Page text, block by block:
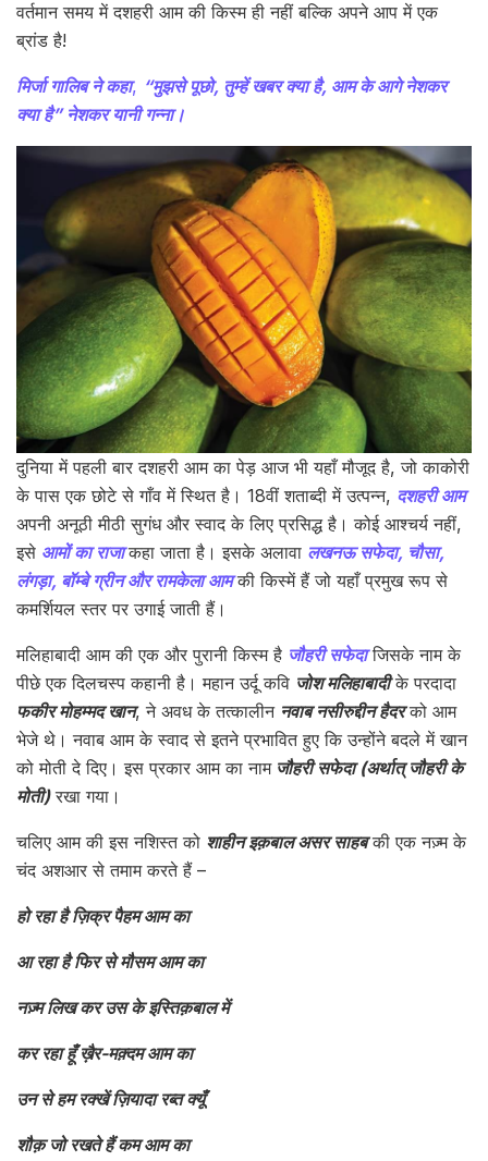
वर्तमान समय में दशहरी आम की किस्म ही नहीं बल्कि अपने आप में एक
ब्रांड है!
मिर्जा गालिब ने कहा, “मुझसे पूछो, तुम्हें खबर क्या है, आम के आगे नेशकर
क्या है” नेशकर यानी गन्ना।
दुनिया में पहली बार दशहरी आम का पेड़ आज भी यहाँ मौजूद है, जो काकोरी
के पास एक छोटे से गाँव में स्थित है। 18वीं शताब्दी में उत्पन्न, दशहरी आम
अपनी अनूठी मीठी सुगंध और स्वाद के लिए प्रसिद्ध है। कोई आश्चर्य नहीं,
इसे आमों का राजा कहा जाता है। इसके अलावा लखनऊ सफेदा, चौसा,
लंगड़ा, बॉम्बे ग्रीन और रामकेला आमकी किस्में हैं जो यहाँ प्रमुख रूप से
कमर्शियल स्तर पर उगाई जाती हैं।
मलिहाबादी आम की एक और पुरानी किस्म है जौहरी सफेदाजिसके नाम के
पीछे एक दिलचस्प कहानी है। महान उर्दू कवि जोश मलिहाबादीके परदादा
फकीर मोहम्मद खान, ने अवध के तत्कालीन नवाब नसीरुद्दीन हैदरको आम
भेजे थे। नवाब आम के स्वाद से इतने प्रभावित हुए कि उन्होंने बदले में खान
को मोती दे दिए। इस प्रकार आम का नामजौहरी सफेदा (अर्थात् जौहरी के
मोती)रखा गया।
चलिए आम की इस नशिस्त को शाहीन इक़बाल असर साहबकी एक नज़्म के
चंद अशआर से तमाम करते हैं –
हो रहा है ज़िक्र पैहम आम का
आ रहा है फिर से मौसम आम का
नज़्म लिख कर उस के इस्तिक़बाल में
कर रहा हूँ ख़ैर-मक़्दम आम का
उन से हम रक्खें ज़ियादा रब्त क्यूँ
शौक़ जो रखते हैं कम आम का